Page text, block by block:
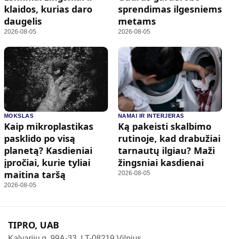
klaidos, kurias daro
daugelis
2026-08-05
sprendimas ilgesniems
metams
2026-08-05
MOKSLAS
Kaip mikroplastikas
pasklido po visą
planetą? Kasdieniai
įpročiai, kurie tyliai
maitina taršą
2026-08-05
NAMAI IR INTERJERAS
Ką pakeisti skalbimo
rutinoje, kad drabužiai
tarnautų ilgiau? Maži
žingsniai kasdienai
2026-08-05
TIPRO, UAB